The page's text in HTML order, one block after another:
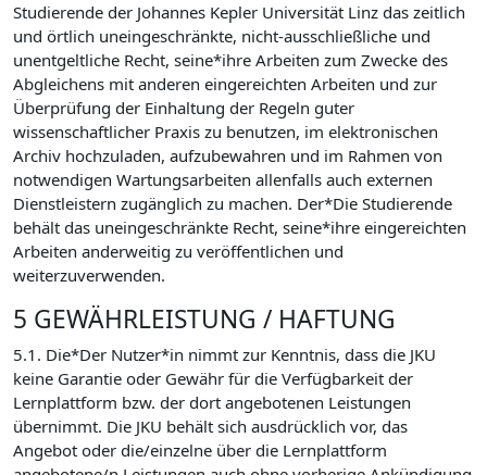
Studierende der Johannes Kepler Universität Linz das zeitlich
und örtlich uneingeschränkte, nicht-ausschließliche und
unentgeltliche Recht, seine*ihre Arbeiten zum Zwecke des
Abgleichens mit anderen eingereichten Arbeiten und zur
Überprüfung der Einhaltung der Regeln guter
wissenschaftlicher Praxis zu benutzen, im elektronischen
Archiv hochzuladen, aufzubewahren und im Rahmen von
notwendigen Wartungsarbeiten allenfalls auch externen
Dienstleistern zugänglich zu machen. Der*Die Studierende
behält das uneingeschränkte Recht, seine*ihre eingereichten
Arbeiten anderweitig zu veröffentlichen und
weiterzuverwenden.
5 GEWÄHRLEISTUNG / HAFTUNG
5.1. Die*Der Nutzer*in nimmt zur Kenntnis, dass die JKU
keine Garantie oder Gewähr für die Verfügbarkeit der
Lernplattform bzw. der dort angebotenen Leistungen
übernimmt. Die JKU behält sich ausdrücklich vor, das
Angebot oder die/einzelne über die Lernplattform